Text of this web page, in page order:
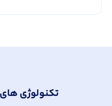
تکنولوژی